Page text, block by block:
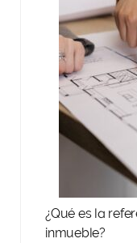
¿Qué es la
inmueble?